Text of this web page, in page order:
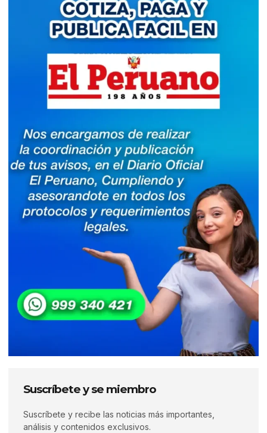
Suscríbete y se miembro
Suscríbete y recibe las noticias más importantes,
análisis y contenidos exclusivos.